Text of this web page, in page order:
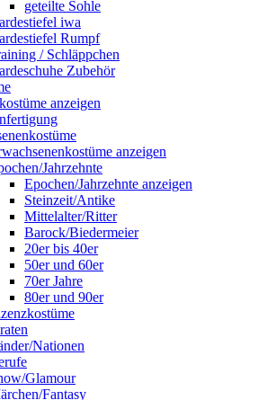
geteilte Sohle
iwa
Rumpf
/ Schläppchen
Zubehör
anzeigen
anzeigen
Jahrzehnte
Epochen/Jahrzehnte anzeigen
Steinzeit/Antike
Mittelalter/Ritter
Barock/Biedermeier
20er bis 40er
50er und 60er
70er Jahre
80er und 90er
Nationen
Glamour
Fantasy